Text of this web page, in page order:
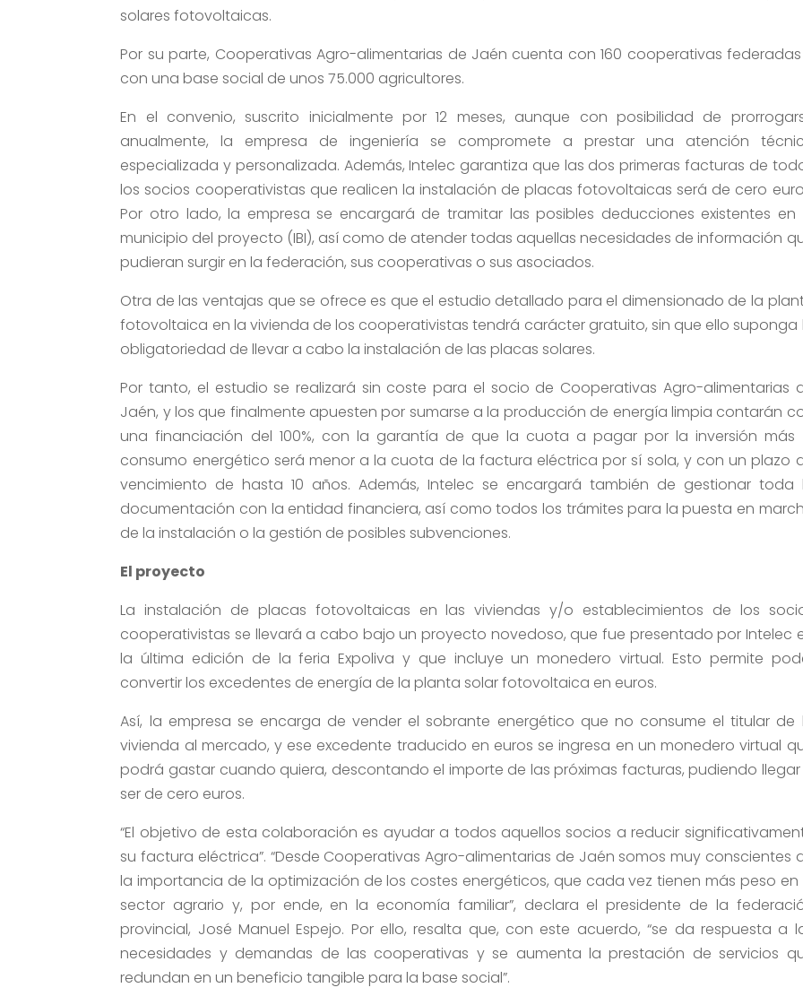
solares fotovoltaicas.
Por su parte, Cooperativas Agro-alimentarias de Jaén cuenta con 160 cooperativas
con una base social de unos 75.000 agricultores.
En el convenio, suscrito inicialmente por 12 meses, aunque con posibilidad de
anualmente, la empresa de ingeniería se compromete a prestar una atención
especializada y personalizada. Además, Intelec garantiza que las dos primeras facturas de
los socios cooperativistas que realicen la instalación de placas fotovoltaicas será de cero
Por otro lado, la empresa se encargará de tramitar las posibles deducciones existentes en
municipio del proyecto (IBI), así como de atender todas aquellas necesidades de información
pudieran surgir en la federación, sus cooperativas o sus asociados.
Otra de las ventajas que se ofrece es que el estudio detallado para el dimensionado de la
fotovoltaica en la vivienda de los cooperativistas tendrá carácter gratuito, sin que ello suponga
obligatoriedad de llevar a cabo la instalación de las placas solares.
Por tanto, el estudio se realizará sin coste para el socio de Cooperativas Agro-alimentarias
Jaén, y los que finalmente apuesten por sumarse a la producción de energía limpia contarán
una financiación del 100%, con la garantía de que la cuota a pagar por la inversión más
consumo energético será menor a la cuota de la factura eléctrica por sí sola, y con un plazo
vencimiento de hasta 10 años. Además, Intelec se encargará también de gestionar toda
documentación con la entidad financiera, así como todos los trámites para la puesta en
de la instalación o la gestión de posibles subvenciones.
El proyecto
La instalación de placas fotovoltaicas en las viviendas y/o establecimientos de los
cooperativistas se llevará a cabo bajo un proyecto novedoso, que fue presentado por Intelec
la última edición de la feria Expoliva y que incluye un monedero virtual. Esto permite
convertir los excedentes de energía de la planta solar fotovoltaica en euros.
Así, la empresa se encarga de vender el sobrante energético que no consume el titular de
vivienda al mercado, y ese excedente traducido en euros se ingresa en un monedero virtual
podrá gastar cuando quiera, descontando el importe de las próximas facturas, pudiendo
ser de cero euros.
“El objetivo de esta colaboración es ayudar a todos aquellos socios a reducir
su factura eléctrica”. “Desde Cooperativas Agro-alimentarias de Jaén somos muy conscientes
la importancia de la optimización de los costes energéticos, que cada vez tienen más peso en
sector agrario y, por ende, en la economía familiar”, declara el presidente de la
provincial, José Manuel Espejo. Por ello, resalta que, con este acuerdo, “se da respuesta a
necesidades y demandas de las cooperativas y se aumenta la prestación de servicios
redundan en un beneficio tangible para la base social”.